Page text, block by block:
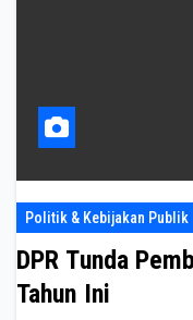
Politik & Kebijakan Publik
DPR Tunda
Tahun Ini